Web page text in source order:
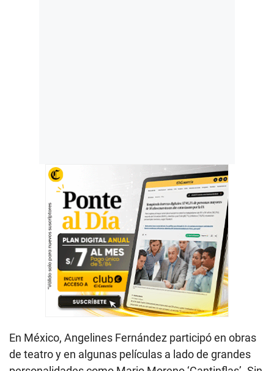
En México, Angelines Fernández participó en obras
de teatro y en algunas películas a lado de grandes